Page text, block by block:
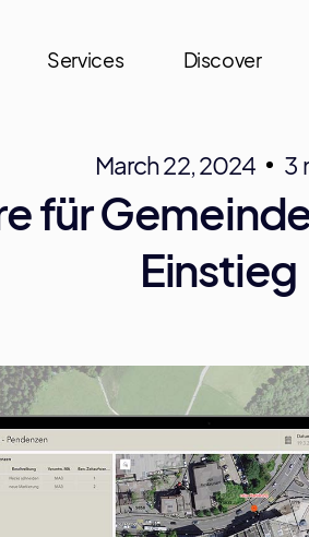
Services Discover
March 22, 2024 3
für
Einstieg